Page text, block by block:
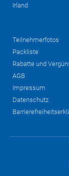
Irland
Teilnehmerfotos
Packliste
Rabatte und
AGB
Impressum
Datenschutz